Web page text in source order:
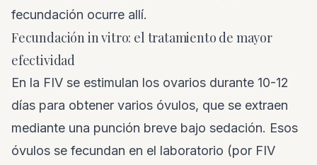
fecundación ocurre allí.
Fecundación in vitro: el tratamiento de mayor
efectividad
En la FIV se estimulan los ovarios durante 10-12
días para obtener varios óvulos, que se extraen
mediante una punción breve bajo sedación. Esos
óvulos se fecundan en el laboratorio (por FIV